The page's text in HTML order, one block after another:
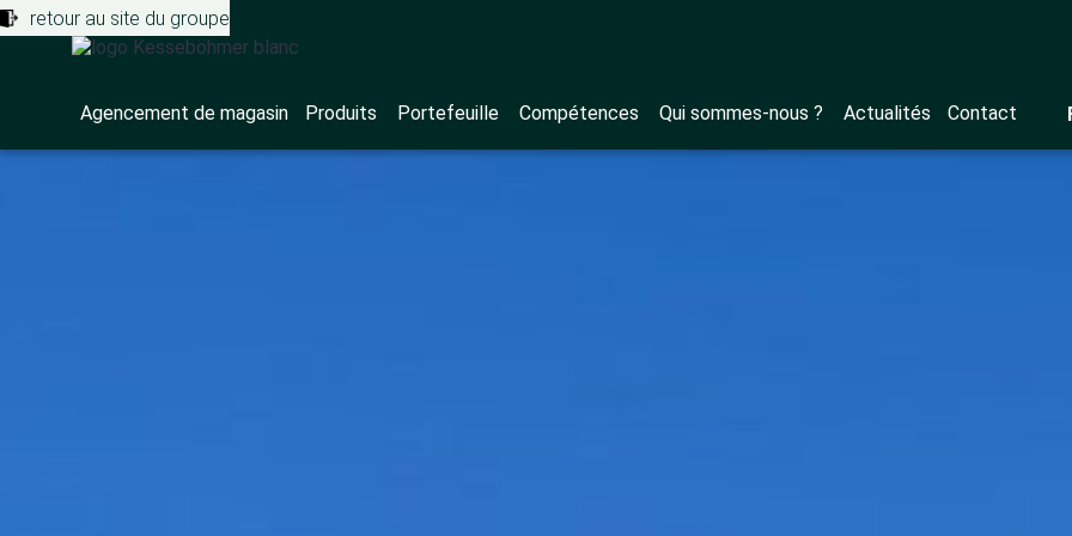
retour au site du groupe
Agencement de magasin Produits Portefeuille Compétences Qui sommes-nous ? Actualités Contact